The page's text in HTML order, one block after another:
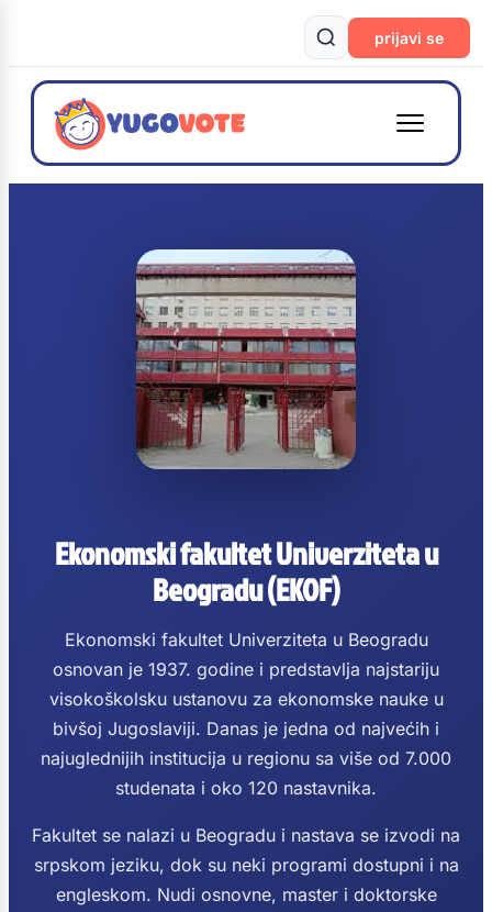
prijavi se
Ekonomski fakultet Univerziteta u
Beogradu (EKOF)
Ekonomski fakultet Univerziteta u Beogradu
osnovan je 1937. godine i predstavlja najstariju
visokoškolsku ustanovu za ekonomske nauke u
bivšoj Jugoslaviji. Danas je jedna od najvećih i
najuglednijih institucija u regionu sa više od 7.000
studenata i oko 120 nastavnika.
Fakultet se nalazi u Beogradu i nastava se izvodi na
srpskom jeziku, dok su neki programi dostupni i na
engleskom. Nudi osnovne, master i doktorske